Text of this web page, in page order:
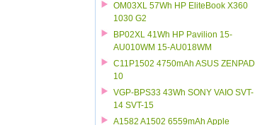
OM03XL 57Wh HP EliteBook X360
1030 G2
BP02XL 41Wh HP Pavilion 15-
AU010WM 15-AU018WM
C11P1502 4750mAh ASUS ZENPAD
10
VGP-BPS33 43Wh SONY VAIO SVT-
14 SVT-15
A1582 A1502 6559mAh Apple